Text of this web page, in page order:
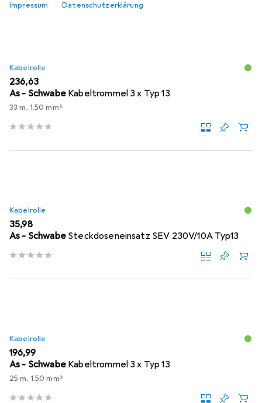
Impressum Datenschutzerklärung
Kabelrolle
EUR
236,63
As - Schwabe Kabeltrommel 3 x Typ 13
33 m, 1.50 mm²
Kabelrolle
EUR
35,98
As - Schwabe Steckdoseneinsatz SEV 230V/10A Typ13
Kabelrolle
EUR
196,99
As - Schwabe Kabeltrommel 3 x Typ 13
25 m, 1.50 mm²